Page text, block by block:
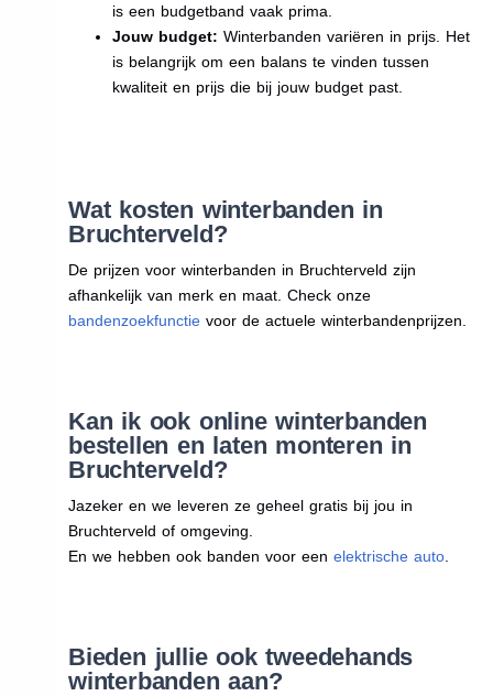
is een budgetband vaak prima.
Jouw budget: Winterbanden variëren in prijs. Het
is belangrijk om een balans te vinden tussen
kwaliteit en prijs die bij jouw budget past.
Wat kosten winterbanden in
Bruchterveld?
De prijzen voor winterbanden in Bruchterveld zijn
afhankelijk van merk en maat. Check onze
bandenzoekfunctievoor de actuele winterbandenprijzen.
Kan ik ook online winterbanden
bestellen en laten monteren in
Bruchterveld?
Jazeker en we leveren ze geheel gratis bij jou in
Bruchterveld of omgeving.
En we hebben ook banden voor een elektrische auto.
Bieden jullie ook tweedehands
winterbanden aan?